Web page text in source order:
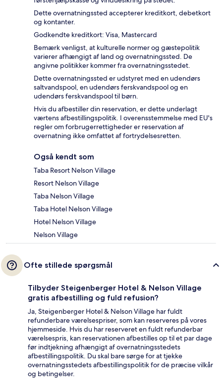
Dette overnatningssted accepterer kreditkort, debetkort
og kontanter.
Godkendte kreditkort: Visa, Mastercard
Bemærk venligst, at kulturelle normer og gæstepolitik
varierer afhængigt af land og overnatningssted. De
angivne politikker kommer fra overnatningsstedet.
Dette overnatningssted er udstyret med en udendørs
saltvandspool, en udendørs ferskvandspool og en
udendørs ferskvandspool til børn.
Hvis du afbestiller din reservation, er dette underlagt
værtens afbestillingspolitik. I overensstemmelse med EU's
regler om forbrugerrettigheder er reservation af
overnatning ikke omfattet af fortrydelsesretten.
Også kendt som
Taba Resort Nelson Village
Resort Nelson Village
Taba Nelson Village
Taba Hotel Nelson Village
Hotel Nelson Village
Nelson Village
Ofte stillede spørgsmål
Tilbyder Steigenberger Hotel & Nelson Village
gratis afbestilling og fuld refusion?
Ja, Steigenberger Hotel & Nelson Village har fuldt
refunderbare værelsespriser, som kan reserveres på vores
hjemmeside. Hvis du har reserveret en fuldt refunderbar
værelsespris, kan reservationen afbestilles op til et par dage
før indtjekning afhængigt af overnatningsstedets
afbestillingspolitik. Du skal bare sørge for at tjekke
overnatningsstedets afbestillingspolitik for de præcise vilkår
og betingelser.